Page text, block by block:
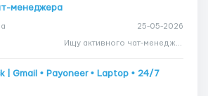
менеджера
25-05-2026
| Gmail • Payoneer • Laptop • 24/7